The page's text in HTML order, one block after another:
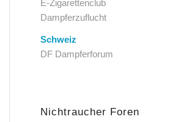
E-Zigarettenclub
Dampferzuflucht
Schweiz
DF Dampferforum
Nichtraucher Foren